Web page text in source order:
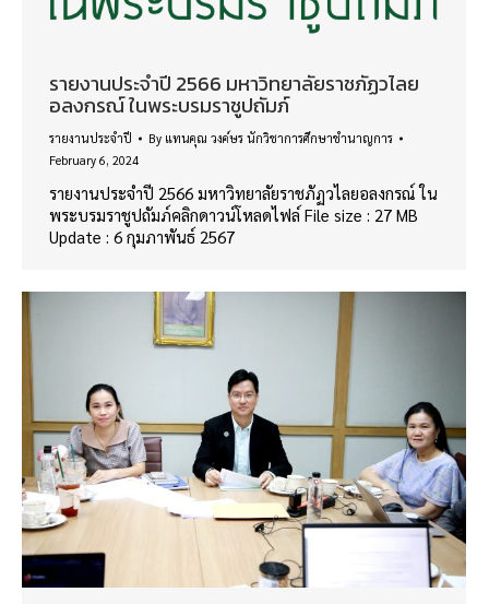
รายงานประจำปี 2566 มหาวิทยาลัยราชภัฏวไลย
อลงกรณ์ ในพระบรมราชูปถัมภ์
รายงานประจำปี By แทนคุณ วงค์ษร นักวิชาการศึกษาชำนาญการ
February 6, 2024
รายงานประจำปี 2566 มหาวิทยาลัยราชภัฏวไลยอลงกรณ์ ใน
พระบรมราชูปถัมภ์คลิกดาวน์โหลดไฟล์ File size : 27 MB
Update : 6 กุมภาพันธ์ 2567